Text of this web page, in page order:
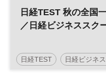
日経TEST 秋の全国
／日経ビジネススク
日経TEST 日経ビジネ